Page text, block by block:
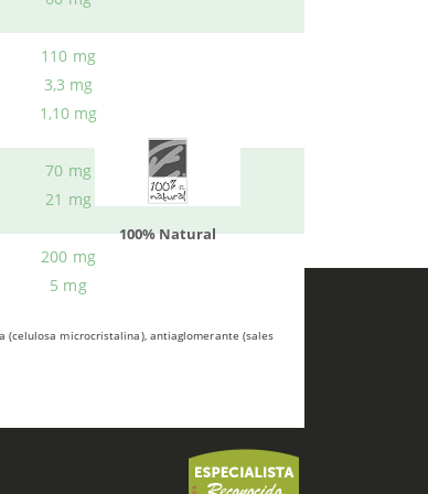
110 mg
3,3 mg
1,10 mg
70 mg
21 mg
200 mg
5 mg
(celulosa microcristalina), antiaglomerante (sales
Solaray